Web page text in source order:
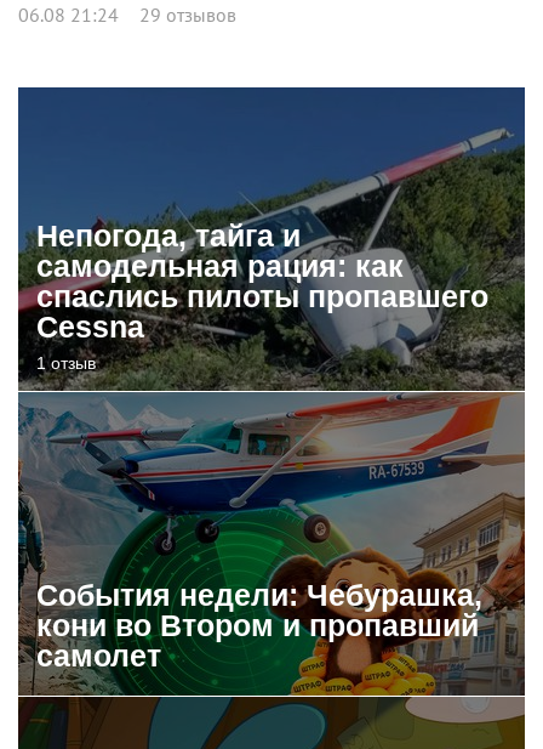
06.08 21:24 29 отзывов
Непогода, тайга и
самодельная рация: как
спаслись пилоты пропавшего
Cessna
1 отзыв
События недели: Чебурашка,
кони во Втором и пропавший
самолет